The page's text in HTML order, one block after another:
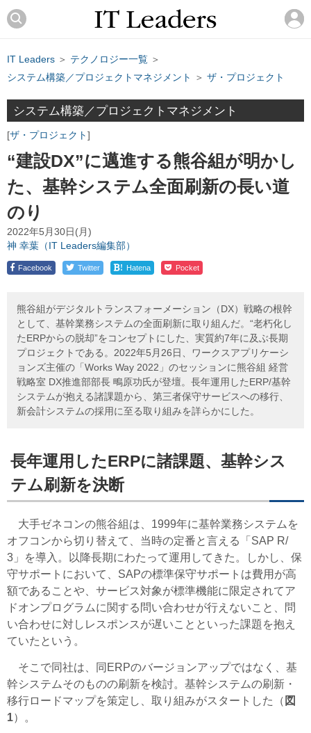
IT Leaders ＞ テクノロジー一覧 ＞
システム構築／プロジェクトマネジメント
＞ ザ・プロジェクト
システム構築／プロジェクトマネジメント
ザ・プロジェクト
“建設DX”に邁進する熊谷組が明かし
た、基幹システム全面刷新の長い道
のり
2022年5月30日(月)
神 幸葉（IT Leaders編集部）
Facebook Twitter ! Hatena Pocket
熊谷組がデジタルトランスフォーメーション（DX）戦略の根幹
として、基幹業務システムの全面刷新に取り組んだ。“老朽化し
たERPからの脱却”をコンセプトにした、実質約7年に及ぶ長期
プロジェクトである。2022年5月26日、ワークスアプリケーシ
ョンズ主催の「Works Way 2022」のセッションに熊谷組 経営
戦略室 DX推進部部長 鴫原功氏が登壇。長年運用したERP/基幹
システムが抱える諸課題から、第三者保守サービスへの移行、
新会計システムの採用に至る取り組みを詳らかにした。
長年運用したERPに諸課題、基幹シス
テム刷新を決断
大手ゼネコンの熊谷組は、1999年に基幹業務システムを
オフコンから切り替えて、当時の定番と言える「 SAP R/
3 」を導入。以降長期にわたって運用してきた。しかし、保
守サポートにおいて、SAPの標準保守サポートは費用が高
額であることや、サービス対象が標準機能に限定されてア
ドオンプログラムに関する問い合わせが行えないこと、問
い合わせに対しレスポンスが遅いことといった課題を抱え
ていたという。
そこで同社は、同ERPのバージョンアップではなく、基
幹システムそのものの刷新を検討。基幹システムの刷新・
移行ロードマップを策定し、取り組みがスタートした（ 図
1）。